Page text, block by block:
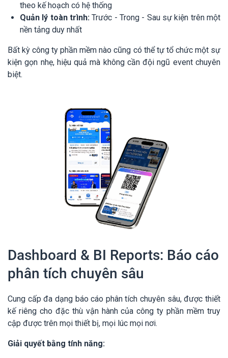
theo kế hoạch có hệ thống
Quản lý toàn trình:Trước - Trong - Sau sự kiện trên một
nền tảng duy nhất
Bất kỳ công ty phần mềm nào cũng có thể tự tổ chức một sự
kiện gọn nhẹ, hiệu quả mà không cần đội ngũ event chuyên
biệt.
Dashboard & BI Reports: Báo cáo
phân tích chuyên sâu
Cung cấp đa dạng báo cáo phân tích chuyên sâu, được thiết
kế riêng cho đặc thù vận hành của công ty phần mềm truy
cập được trên mọi thiết bị, mọi lúc mọi nơi.
Giải quyết bằng tính năng: